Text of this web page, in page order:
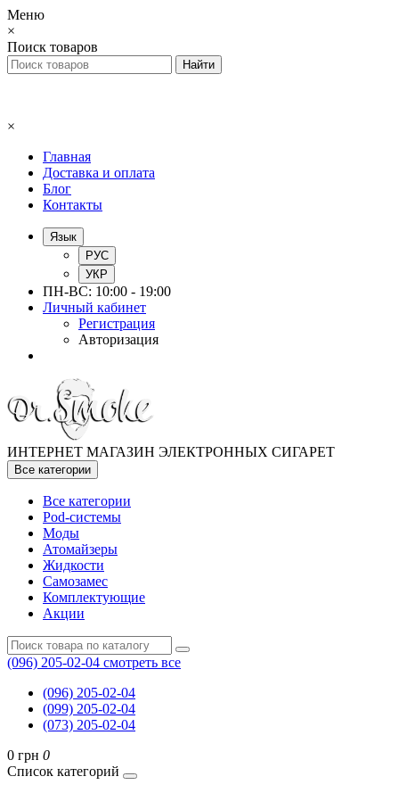
Меню
×
Поиск товаров
×
Главная
Доставка и оплата
Блог
Контакты
Язык
РУС
УКР
ПН-ВС: 10:00 - 19:00
Личный кабинет
Регистрация
Авторизация
ИНТЕРНЕТ МАГАЗИН ЭЛЕКТРОННЫХ СИГАРЕТ
Все категории
Все категории
Pod-системы
Моды
Атомайзеры
Жидкости
Самозамес
Комплектующие
Акции
(096) 205-02-04 смотреть все
(096) 205-02-04
(099) 205-02-04
(073) 205-02-04
0 грн 0
Список категорий